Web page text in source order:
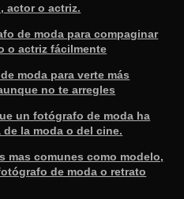
actor o actriz.
de moda para compaginar
o actriz fácilmente
moda para verte más
no te arregles
un fotógrafo de moda ha
la moda o del cine.
mas comunes como modelo,
de moda o retrato